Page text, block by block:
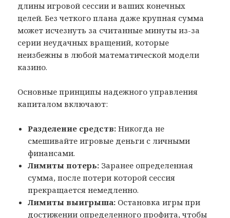
длины игровой сессии и ваших конечных
целей. Без четкого плана даже крупная сумма
может исчезнуть за считанные минуты из-за
серии неудачных вращений, которые
неизбежны в любой математической модели
казино.
Основные принципы надежного управления
капиталом включают:
Разделение средств: Никогда не
смешивайте игровые деньги с личными
финансами.
Лимиты потерь: Заранее определенная
сумма, после потери которой сессия
прекращается немедленно.
Лимиты выигрыша: Остановка игры при
достижении определенного профита, чтобы